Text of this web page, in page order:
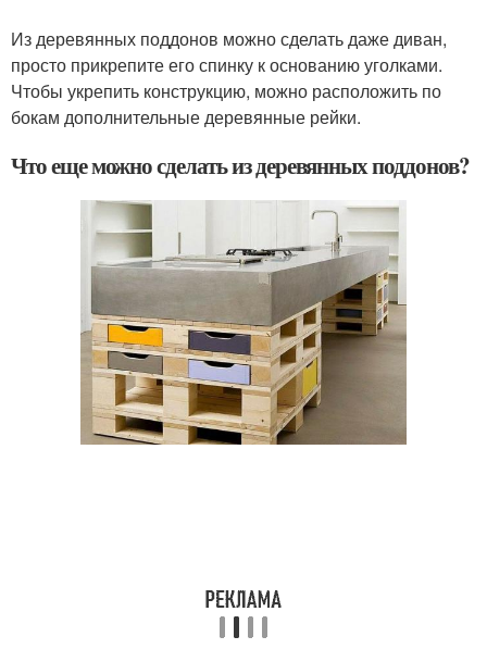
Из деревянных поддонов можно сделать даже диван,
просто прикрепите его спинку к основанию уголками.
Чтобы укрепить конструкцию, можно расположить по
бокам дополнительные деревянные рейки.
Что еще можно сделать из деревянных поддонов?